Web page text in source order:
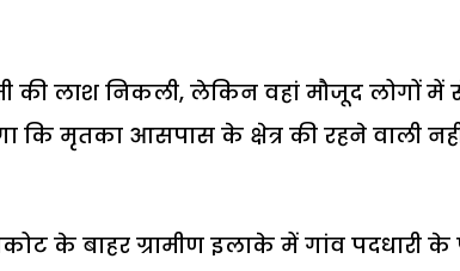
लाश निकली, लेकिन वहां मौजूद लोगों में
कि मृतका आसपास के क्षेत्र की रहने वाली
के बाहर ग्रामीण इलाके में गांव पदधारी